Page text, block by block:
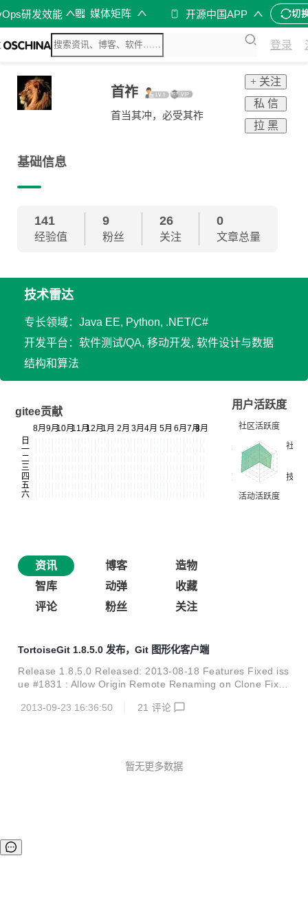
研发效能 媒体矩阵 开源中国APP 切
登录
首祚
首当其冲，必受其祚
+ 关注
私 信
拉 黑
基础信息
141
经验值
9
粉丝
26
关注
0
文章总量
技术雷达
专长领域：Java EE, Python, .NET/C#
开发平台：软件测试/QA, 移动开发, 软件设计与数据
结构和算法
gitee贡献
用户活跃度
资讯 博客
造物
智库
动弹
收藏
评论
粉丝 关注
TortoiseGit 1.8.5.0 发布，Git 图形化客户端
Release 1.8.5.0 Released: 2013-08-18 Features Fixed iss
ue #1831 : Allow Origin Remote Renaming on Clone Fixed
iple or all conflicts with the same option Allow to send (pat
2013-09-23 16:36:50 21 评论
暂无更多数据